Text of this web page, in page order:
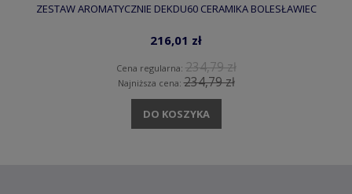
ZESTAW AROMATYCZNIE DEKDU60 CERAMIKA BOLESŁAWIEC
216,01 zł
Cena regularna: 234,79 zł
Najniższa cena:234,79 zł
DO KOSZYKA